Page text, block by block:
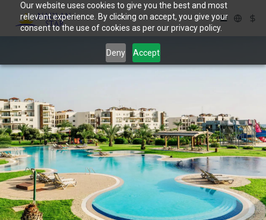
Our website uses cookies to give you the best and most
relevant experience. By clicking on accept, you give your
consent to the use of cookies as per our privacy policy.
Deny Accept